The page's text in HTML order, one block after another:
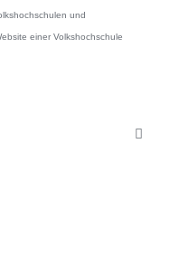
und
einer Volkshochschule